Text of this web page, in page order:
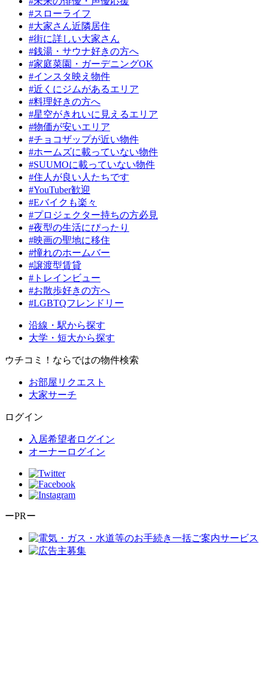
#スローライフ
#大家さん近隣居住
#街に詳しい大家さん
#銭湯・サウナ好きの方へ
#家庭菜園・ガーデニングOK
#インスタ映え物件
#近くにジムがあるエリア
#料理好きの方へ
#星空がきれいに見えるエリア
#物価が安いエリア
#チョコザップが近い物件
#ホームズに載っていない物件
#SUUMOに載っていない物件
#住人が良い人たちです
#YouTuber歓迎
#Eバイクも楽々
#プロジェクター持ちの方必見
#夜型の生活にぴったり
#映画の聖地に移住
#憧れのホームバー
#譲渡型賃貸
#トレインビュー
#お散歩好きの方へ
#LGBTQフレンドリー
沿線・駅から探す
大学・短大から探す
ウチコミ！ならではの物件検索
お部屋リクエスト
大家サーチ
ログイン
入居希望者ログイン
オーナーログイン
ーPRー